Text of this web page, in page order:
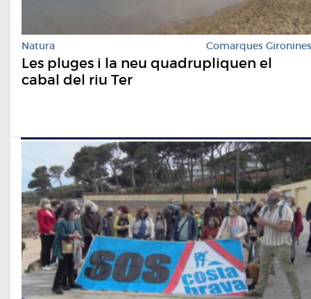
Natura Comarques Gironines
Les pluges i la neu quadrupliquen el
cabal del riu Ter